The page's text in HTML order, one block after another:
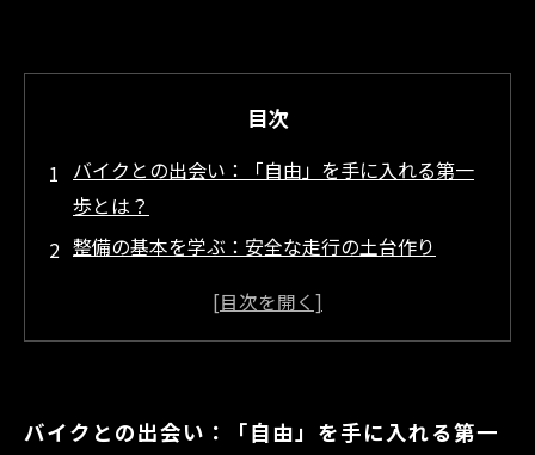
目次
バイクとの出会い：「自由」を手に入れる第一
歩とは？
整備の基本を学ぶ：安全な走行の土台作り
日々のメンテナンスで見逃しがちなポイントと
快適なライディング環境を保つための極意まと
バイクとの出会い：「自由」を手に入れる第一